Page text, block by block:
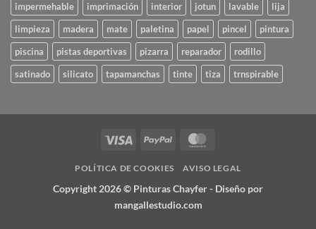
impermehable
imprimación interior jotun lavable
lija
limpieza
madera mate paletina papel pincel
pintura
piscina
pistas deportivas pizarra reparador
rodillo
satinado
silicato tapamanchas tinte tiza trnspirable
Visa PayPal
POLÍTICA DE COOKIES AVISO LEGAL
Copyright 2026 © Pinturas Chayfer- Diseño por
mangallestudio.com